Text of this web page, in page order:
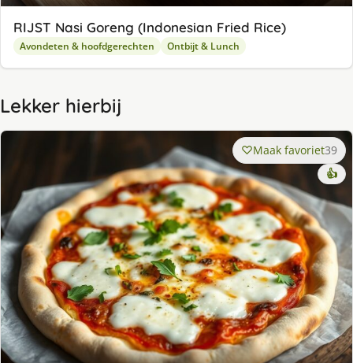
RIJST Nasi Goreng (Indonesian Fried Rice)
Avondeten & hoofdgerechten Ontbijt & Lunch
Lekker hierbij
Maak favoriet39
👍